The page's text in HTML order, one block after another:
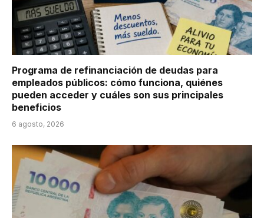
Programa de refinanciación de deudas para
empleados públicos: cómo funciona, quiénes
pueden acceder y cuáles son sus principales
beneficios
6 agosto, 2026